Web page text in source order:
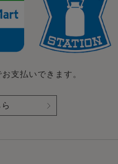
支払いできます。